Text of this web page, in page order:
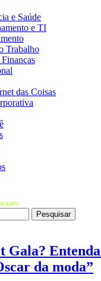
e Saúde
e TI
Trabalho
das Coisas
Pesquisar
Gala?
da moda”